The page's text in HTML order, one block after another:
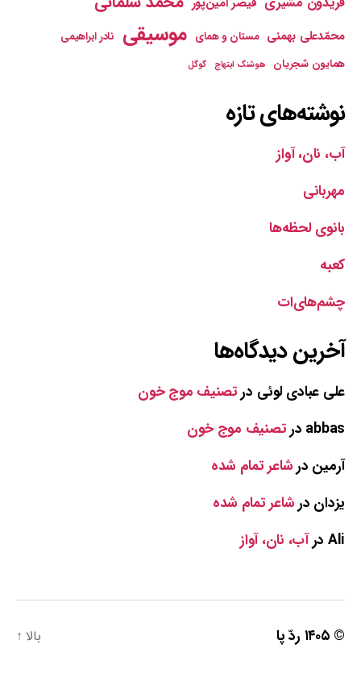
محمّدعلی بهمنی مستان و همای موسیقی نادر ابراهیمی
همایون شجریان
هوشنگ ابتهاج گوگل
نوشته‌های تازه
آب، نان، آواز
مهربانی
بانوی لحظه‌ها
کعبه
چشم‌های‌ات
آخرین دیدگاه‌ها
علی عبادی لوئی درتصنیف موج خون
abbas درتصنیف موج خون
آرمین درشاعر تمام شده
یزدان درشاعر تمام شده
Ali درآب، نان، آواز
© ۱۴۰۵ ردّ پا بالا ↑